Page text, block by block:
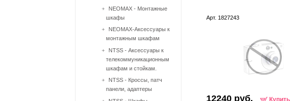
Арт. 1827243
12240 руб. Купить
NEOMAX - Монтажные
шкафы
NEOMAX-Аксессуары к
монтажным шкафам
NTSS - Аксессуары к
телекоммуникационным
шкафам и стойкам.
NTSS - Кроссы, патч
панели, адаптеры